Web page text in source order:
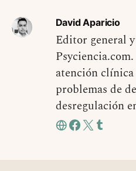
David Aparicio
Editor general
atención
problemas de
desregulación